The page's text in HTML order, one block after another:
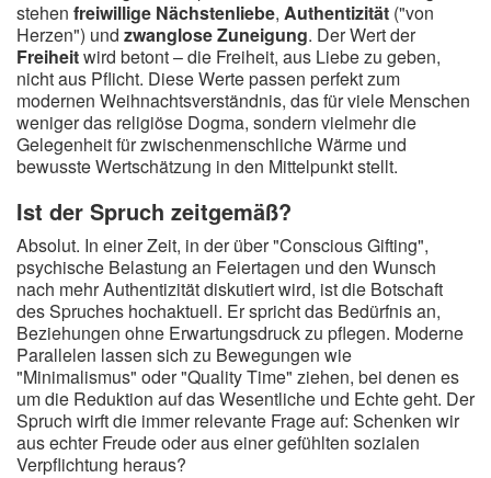
stehen freiwillige Nächstenliebe, Authentizität ("von
Herzen") und zwanglose Zuneigung. Der Wert der
Freiheitwird betont – die Freiheit, aus Liebe zu geben,
nicht aus Pflicht. Diese Werte passen perfekt zum
modernen Weihnachtsverständnis, das für viele Menschen
weniger das religiöse Dogma, sondern vielmehr die
Gelegenheit für zwischenmenschliche Wärme und
bewusste Wertschätzung in den Mittelpunkt stellt.
Ist der Spruch zeitgemäß?
Absolut. In einer Zeit, in der über "Conscious Gifting",
psychische Belastung an Feiertagen und den Wunsch
nach mehr Authentizität diskutiert wird, ist die Botschaft
des Spruches hochaktuell. Er spricht das Bedürfnis an,
Beziehungen ohne Erwartungsdruck zu pflegen. Moderne
Parallelen lassen sich zu Bewegungen wie
"Minimalismus" oder "Quality Time" ziehen, bei denen es
um die Reduktion auf das Wesentliche und Echte geht. Der
Spruch wirft die immer relevante Frage auf: Schenken wir
aus echter Freude oder aus einer gefühlten sozialen
Verpflichtung heraus?